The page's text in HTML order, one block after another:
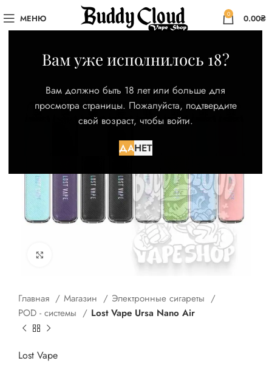
Вам уже исполнилось 18?
Вам должно быть 18 лет или больше для
просмотра страницы. Пожалуйста, подтвердите
свой возраст, чтобы войти.
ДАНЕТ
МЕНЮ 0 0.00₴
Нажмите для увеличения
Главная Магазин
Электронные сигареты
POD - системы
Lost Vape Ursa Nano Air
Lost Vape